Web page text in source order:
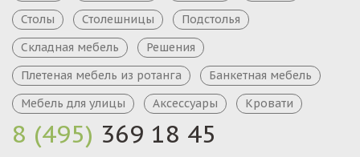
8 (495) 369 18 45
Столы
Столешницы
Подстолья
Складная мебель
Решения
Плетеная мебель из ротанга
Банкетная мебель
Мебель для улицы
Аксессуары Кровати